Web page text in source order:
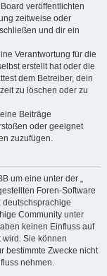
veröffentlichten
zeitweise oder
und dir ein
Verantwortung für die
erstellt hat oder die
dem Betreiber, dein
zu löschen oder zu
Beiträge
oder geeignet
zuzufügen.
um eine unter der „
Foren-Software
deutschsprachige
Community unter
keinen Einfluss auf
wird. Sie können
bestimmte Zwecke nicht
nehmen.